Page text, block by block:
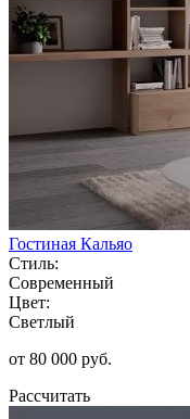
Гостиная Кальяо
Стиль:
Современный
Цвет:
Светлый
от 80 000 руб.
Рассчитать